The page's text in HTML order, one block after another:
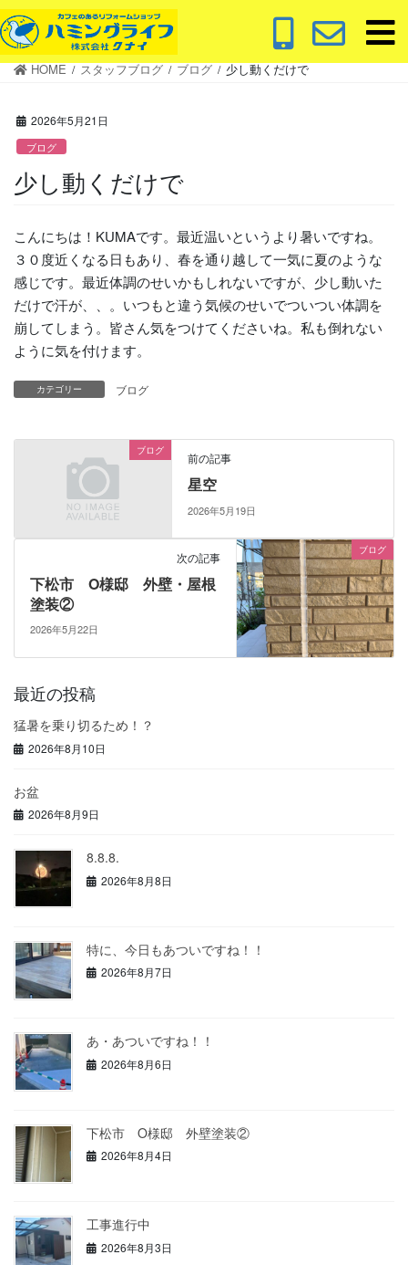
コ
ン
テ
ナ
ビ
ゲ
HOME スタッフブログ ブログ 少し動くだけで
2026年5月21日
ブログ
少し動くだけで
こんにちは！KUMAです。最近温いというより暑いですね。
３０度近くなる日もあり、春を通り越して一気に夏のような
感じです。最近体調のせいかもしれないですが、少し動いた
だけで汗が、、。いつもと違う気候のせいでついつい体調を
崩してしまう。皆さん気をつけてくださいね。私も倒れない
ように気を付けます。
カテゴリー ブログ
ブログ 前の記事
星空
2026年5月19日
ブログ
次の記事
下松市 O様邸 外壁・屋根
塗装②
2026年5月22日
最近の投稿
猛暑を乗り切るため！？
2026年8月10日
お盆
2026年8月9日
8.8.8.
2026年8月8日
特に、今日もあついですね！！
2026年8月7日
あ・あついですね！！
2026年8月6日
下松市 O様邸 外壁塗装②
2026年8月4日
工事進行中
2026年8月3日